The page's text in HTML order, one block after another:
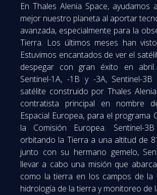
En Thales Alenia Space, ayudamos
mejor nuestro planeta al aportar
avanzada, especialmente para la
Tierra. Los últimos meses han
Estuvimos encantados de ver el
despegar con gran éxito en abril.
Sentinel-1A, -1B y -3A, Sentinel-
satélite construido por Thales
contratista principal en nombre
Espacial Europea, para el programa
la Comisión Europea.
Sentinel-
orbitando la Tierra a una altitud de
junto con su hermano gemelo,
llevar a cabo una misión que
como la tierra en los campos de la
hidrología de la tierra y monitoreo de